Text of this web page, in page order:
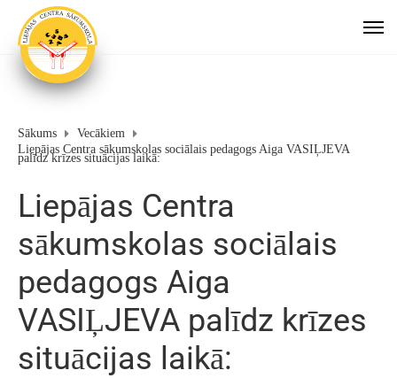
Sākums
Vecākiem
Liepājas Centra sākumskolas sociālais pedagogs Aiga VASIĻJEVA
palīdz krīzes situācijas laikā:
Liepājas Centra
sākumskolas sociālais
pedagogs Aiga
VASIĻJEVA palīdz krīzes
situācijas laikā: